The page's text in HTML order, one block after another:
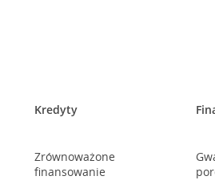
Kredyty
Zrównoważone
finansowanie